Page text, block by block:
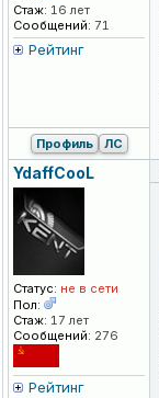
Стаж: 16 лет
Сообщений: 71
Рейтинг
Профиль ЛС
YdaffCooL
Статус: не в сети
Пол:
Стаж: 17 лет
Сообщений: 276
Рейтинг